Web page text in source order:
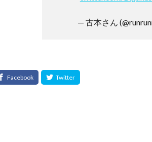
— 古本さん